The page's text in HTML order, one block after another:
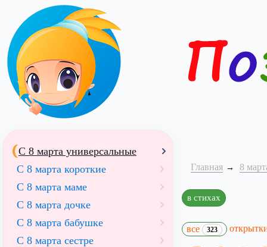
Главная 8
в стихах
все 323
С 8 марта универсальные
С 8 марта короткие
С 8 марта маме
С 8 марта дочке
С 8 марта бабушке
С 8 марта сестре